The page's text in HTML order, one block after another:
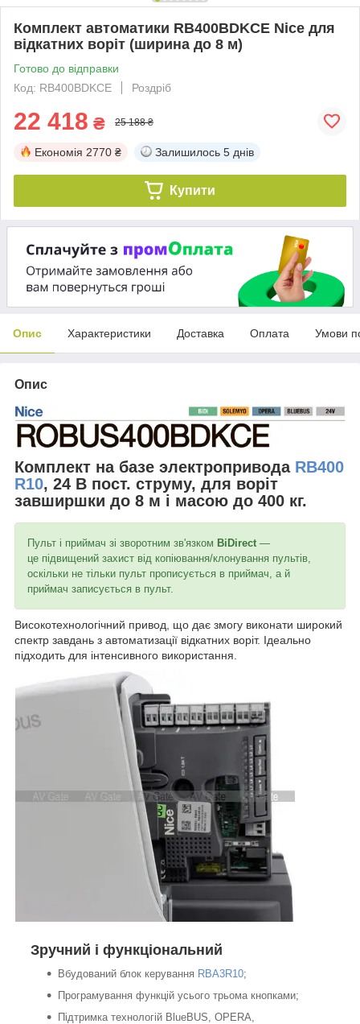
Комплект автоматики RB400BDKCE Nice для
відкатних воріт (ширина до 8 м)
Готово до відправки
Код: RB400BDKCE
Роздріб
22 418 ₴ 25 188 ₴
Економія 2770 ₴ Залишилось 5 днів
Купити
Опис Характеристики Доставка Оплата Умови
Опис
Комплект на базе электропривода RB400
R10, 24 В пост. струму, для воріт
завширшки до 8 м і масою до 400 кг.
Пульт і приймач зі зворотним зв'язком BiDirect —
це підвищений захист від копіювання/клонування пультів,
оскільки не тільки пульт прописується в приймач, а й
приймач записується в пульт.
Високотехнологічний привод, що дає змогу виконати широкий
спектр завдань з автоматизації відкатних воріт. Ідеально
підходить для інтенсивного використання.
Зручний і функціональний
Вбудований блок керування RBA3R10;
Програмування функцій усього трьома кнопками;
Підтримка технологій BlueBUS, OPERA,